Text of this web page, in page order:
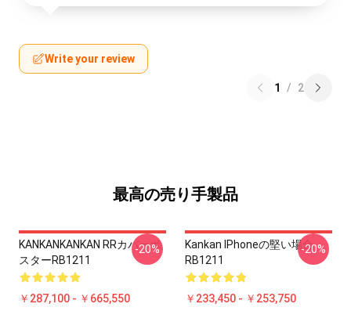
Write your review
1 / 2
最高の売り手製品
KANKANKANKAN RRカバーポ
スターRB1211
￥287,100 - ￥665,550
-20%
Kankan IPhoneの堅い場合
RB1211
￥233,450 - ￥253,750
-20%